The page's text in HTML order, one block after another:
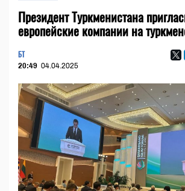
Президент Туркменистана
европейские компании на
БТ
20:49 04.04.2025